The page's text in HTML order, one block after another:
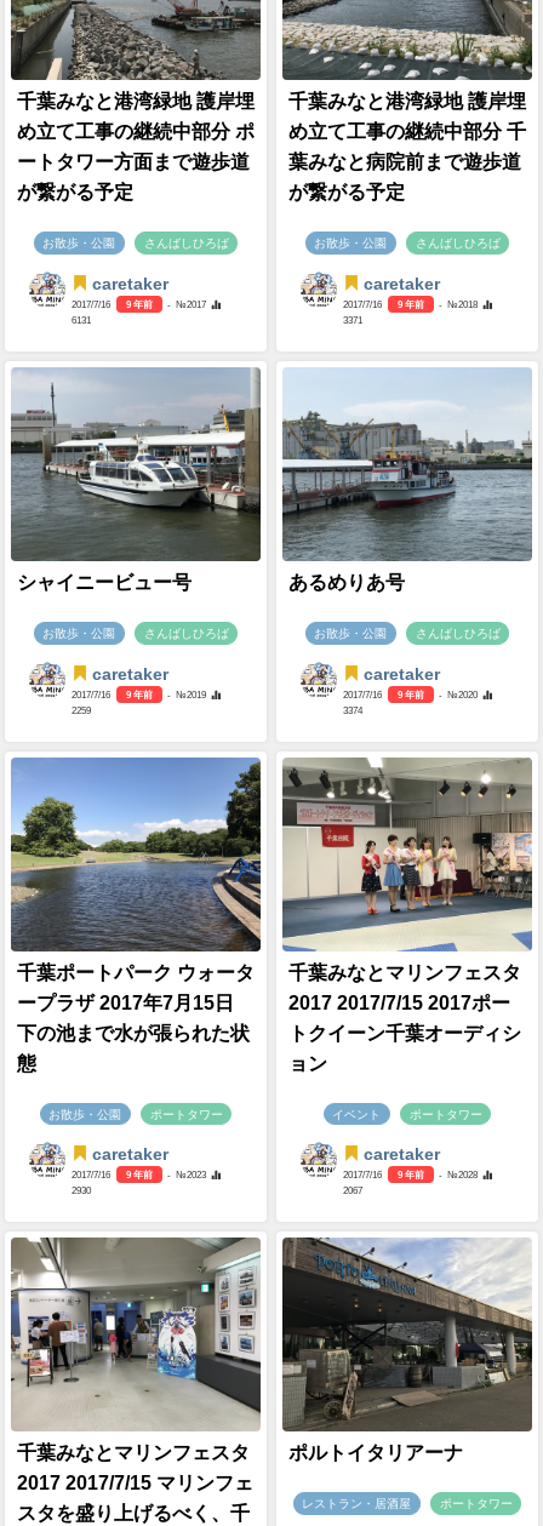
千葉みなと港湾緑地 護岸埋
め立て工事の継続中部分 ポ
ートタワー方面まで遊歩道
が繋がる予定
お散歩・公園 さんばしひろば
caretaker
2017/7/16 9 年前
- №2017
6131
千葉みなと港湾緑地 護岸埋
め立て工事の継続中部分 千
葉みなと病院前まで遊歩道
が繋がる予定
お散歩・公園 さんばしひろば
caretaker
2017/7/16 9 年前
- №2018
3371
シャイニービュー号
お散歩・公園 さんばしひろば
caretaker
2017/7/16 9 年前
- №2019
2259
あるめりあ号
お散歩・公園 さんばしひろば
caretaker
2017/7/16 9 年前
- №2020
3374
千葉ポートパーク ウォータ
ープラザ 2017年7月15日
下の池まで水が張られた状
態
お散歩・公園 ポートタワー
caretaker
2017/7/16 9 年前
- №2023
2930
千葉みなとマリンフェスタ
2017 2017/7/15 2017ポー
トクイーン千葉オーディシ
ョン
イベント ポートタワー
caretaker
2017/7/16 9 年前
- №2028
2067
千葉みなとマリンフェスタ
2017 2017/7/15 マリンフェ
スタを盛り上げるべく、千
ポルトイタリアーナ
レストラン・居酒屋 ポートタワー